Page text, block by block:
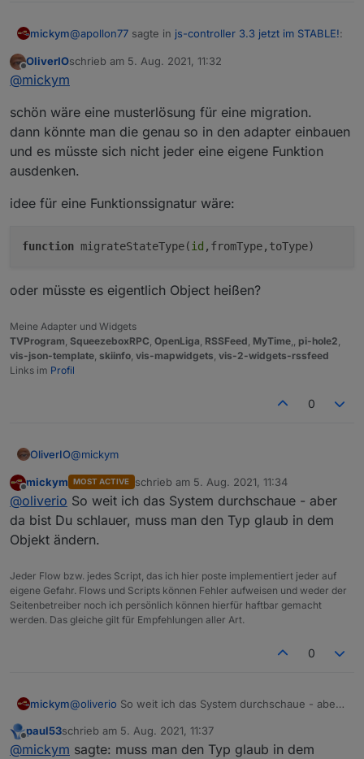
mickym@apollon77 sagte in js-controller 3.3 jetzt im STABLE!:
Es geht Dir halt die Historie verloren.
aber aktuell leider so.
das Objekt zu editierne und den Datentyp dort
Ja ich schrieb ja dass ich zu faul war, jetzt zu warten
welche Datenpunkte alle moniert werden, da das ja
auch nicht immer gleich funktioniert. Am Besten
müsste das ja der Adapterentwickler wissen, aber
keine Ahnung ob man als Adapterentwickler auch den
mal davon aus, dass das geht, aber ist halt zusätzliche
Arbeit für die Entwickler.
Offline
OliverIOschrieb am 5. Aug. 2021, 11:32
zuletzt editiert von
@mickym
schön wäre eine musterlösung für eine migration.
dann könnte man die genau so in den adapter einbauen
und es müsste sich nicht jeder eine eigene Funktion
ausdenken.
idee für eine Funktionssignatur wäre:
function migrateStateType(id ,fromType,toType)
oder müsste es eigentlich Object heißen?
Meine Adapter und Widgets
TVProgram SqueezeboxRPC OpenLiga RSSFeed MyTime pi-hole2
vis-json-template skiinfo vis-mapwidgets vis-2-widgets-rssfeed
Links im Profil
0
OliverIO@mickym
schön wäre eine musterlösung für eine migration.
dann könnte man die genau so in den adapter
einbauen
und es müsste sich nicht jeder eine eigene Funktion
ausdenken.
idee für eine Funktionssignatur wäre:
oder müsste es eigentlich Object heißen?
Offline
mickym MOST ACTIVE schrieb am 5. Aug. 2021, 11:34
zuletzt editiert von
@oliverio So weit ich das System durchschaue - aber
da bist Du schlauer, muss man den Typ glaub in dem
Objekt ändern.
Jeder Flow bzw. jedes Script, das ich hier poste implementiert jeder auf
eigene Gefahr. Flows und Scripts können Fehler aufweisen und weder der
Seitenbetreiber noch ich persönlich können hierfür haftbar gemacht
werden. Das gleiche gilt für Empfehlungen aller Art.
0
mickym@oliverio So weit ich das System durchschaue - aber
Objekt ändern.
Offline
paul53schrieb am 5. Aug. 2021, 11:37
zuletzt editiert von
@mickym sagte: muss man den Typ glaub in dem